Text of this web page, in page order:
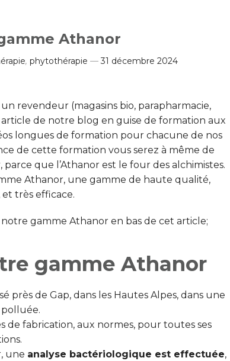
Athanor
, phytothérapie 31 décembre 2024
revendeur (magasins bio, parapharmacie,
de notre blog en guise de formation aux
longues de formation pour chacune de nos
de cette formation vous serez à même de
que l’Athanor est le four des alchimistes.
Athanor, une gamme de haute qualité,
très efficace.
gamme Athanor en bas de cet article;
gamme Athanor
près de Gap, dans les Hautes Alpes, dans une
de fabrication, aux normes, pour toutes ses
une analyse bactériologique est effectuée,